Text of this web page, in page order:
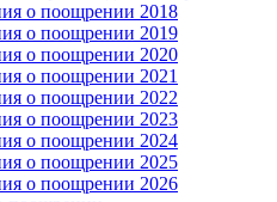
о поощрении 2018
о поощрении 2019
о поощрении 2020
о поощрении 2021
о поощрении 2022
о поощрении 2023
о поощрении 2024
о поощрении 2025
о поощрении 2026